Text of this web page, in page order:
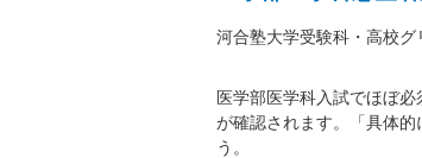
河合塾大学受験科・高校グ
医学部医学科入試でほぼ
が確認されます。「具体
う。